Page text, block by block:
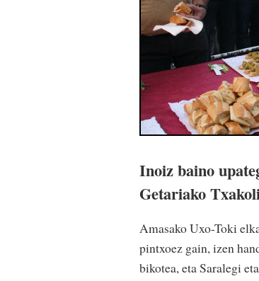
Inoiz baino
Getariako
Amasako Uxo-Toki
pintxoez gain, izen
bikotea, eta Saralegi